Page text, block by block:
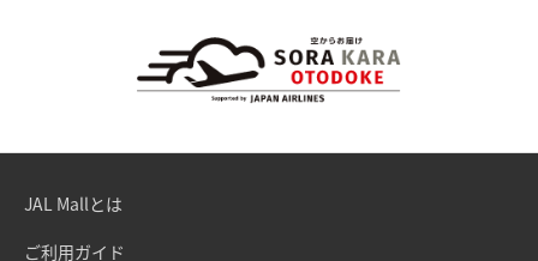
JAL Mallとは
ご利用ガイド